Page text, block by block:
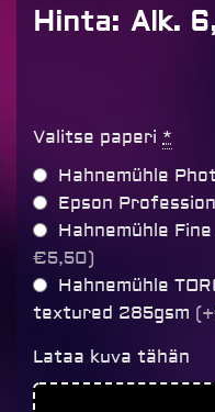
Hinta: Alk.
Valitse paperi *
Hahnemühle
Epson
Hahnemühle
€5,50)
Hahnemühle
textured 285gsm
Lataa kuva tähän
Premium
Valokuva
18x24cm
määrä